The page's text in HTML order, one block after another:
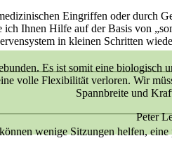
Eingriffen oder durch
ich Ihnen Hilfe auf der Basis von
in kleinen Schritten
Es ist somit eine
volle Flexibilität verloren. Wir
Spannbreite und
Peter
wenige Sitzungen helfen,